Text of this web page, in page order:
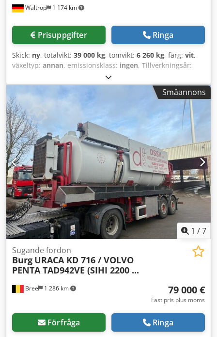
Waltrop 1 174 km
Prisuppgifter Ringa
Skick: ny, totalvikt: 39 000 kg, tomvikt: 6 260 kg, färg: vit,
växeltyp: annan, emissionsklass: ingen, Tillverkningsår:
32 740 kg
lastutrymmesvolym:50 m³, lastutrymmets längd:9 400
mm, lastutrymmets bredd:
, lastutrymmeshöjd:
2 200 mm
annan, hjulbas:
, * 4
låsmekanismer * ABS * Stödben * Aluminiumfälgar *
Manöverpanel för luftfjädring * Cramaro-kapell * ECAS *
Enkelbalksram * Enskilda hjulskärmar * Stål för chassiram
* Gummipackning * Spannmålsskrapa * Kingpin 2'' * LED-
backljus * Stöd för tom last * Enkel lyftaxel * OptiTire-
display via Smart Board * Pneumatisk markvibrator, typ
NCT 29 * Pneumatisk underkörningsskydd * Skivbroms
Crodpfxozqzk Ns Al Dof * Smart Board * W-kartor *
Vattentank
Småannons
1 /7
Bree 1 286 km
Sugande fordon
Burg URACA KD 716 / VOLVO
PENTA TAD942VE (SIHI 2200 ...
79 000 €
Fast pris plus moms
Förfråga Ringa